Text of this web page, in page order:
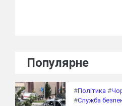
Популярне
#Політика #
#Служба